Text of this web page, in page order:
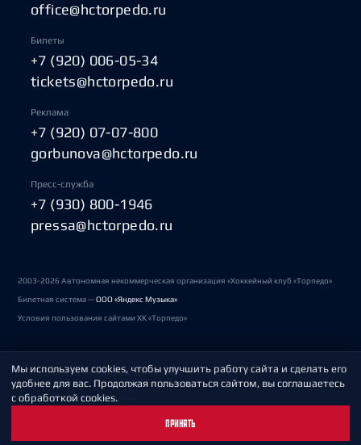
office@hctorpedo.ru
Билеты
+7 (920) 006-05-34
tickets@hctorpedo.ru
Реклама
+7 (920) 07-07-800
gorbunova@hctorpedo.ru
Пресс-служба
+7 (930) 800-1946
pressa@hctorpedo.ru
2003-2026 Автономная некоммерческая организация «Хоккейный клуб «Торпедо»
Билетная система —ООО «Яндекс Музыка»
Условия пользования сайтами ХК «Торпедо»
Политика обработки персональных данных
Пользовательское соглашение
Мы используем cookies, чтобы улучшить работу сайта и сделать его
удобнее для вас. Продолжая пользоваться сайтом, вы соглашаетесь
с обработкой cookies.
ПРИНЯТЬ